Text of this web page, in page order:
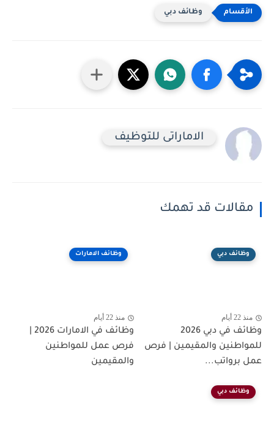
وظائف دبي
الاماراتى للتوظيف
مقالات قد تهمك
وظائف دبي
منذ 22 أيام
وظائف في دبي 2026
للمواطنين والمقيمين | فرص
عمل برواتب...
وظائف الامارات
منذ 22 أيام
فرص عمل للمواطنين
والمقيمين
وظائف دبي